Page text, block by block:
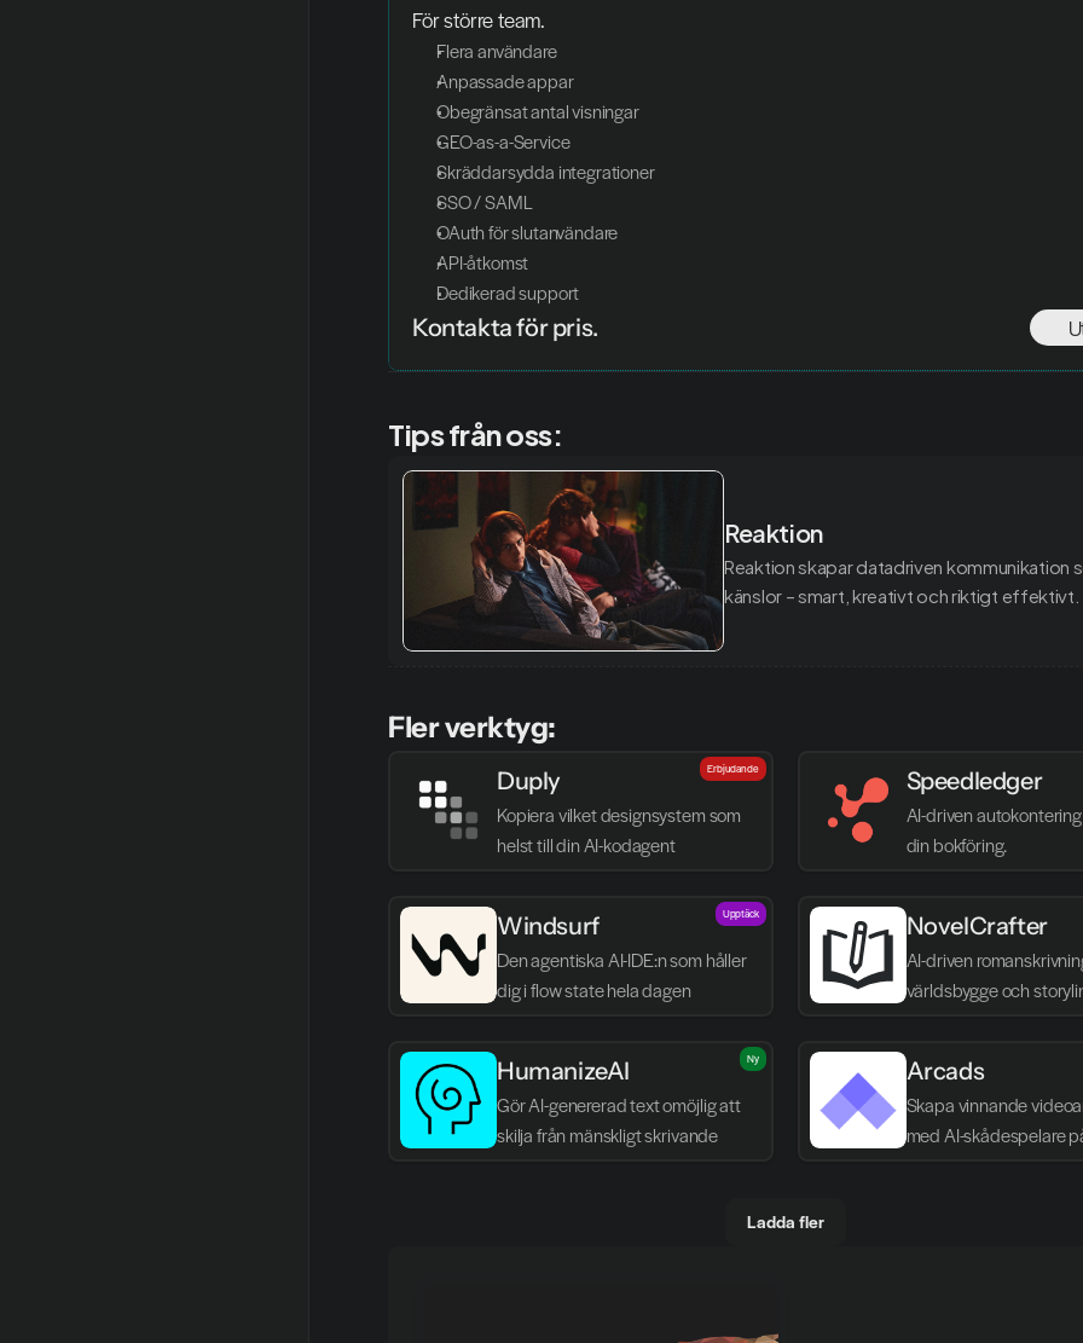
För större team.
Flera användare
Anpassade appar
Obegränsat antal visningar
GEO-as-a-Service
Skräddarsydda integrationer
SSO / SAML
OAuth för slutanvändare
API-åtkomst
Dedikerad support
Kontakta för pris.
Tips från oss:
Reaktion
Reaktion skapar datadriven kommunikation
känslor – smart, kreativt och riktigt effektivt.
Fler verktyg:
Duply
Kopiera vilket designsystem som
helst till din AI-kodagent
Erbjudande Speedledger
AI-driven
din bokföring.
Windsurf
Den agentiska AI-IDE:n som håller
dig i flow state hela dagen
Upptäck NovelCrafter
AI-driven
världsbygge och
HumanizeAI
Gör AI-genererad text omöjlig att
skilja från mänskligt skrivande
Ny Arcads
Skapa vinnande
med AI-skådespelare
Ladda fler